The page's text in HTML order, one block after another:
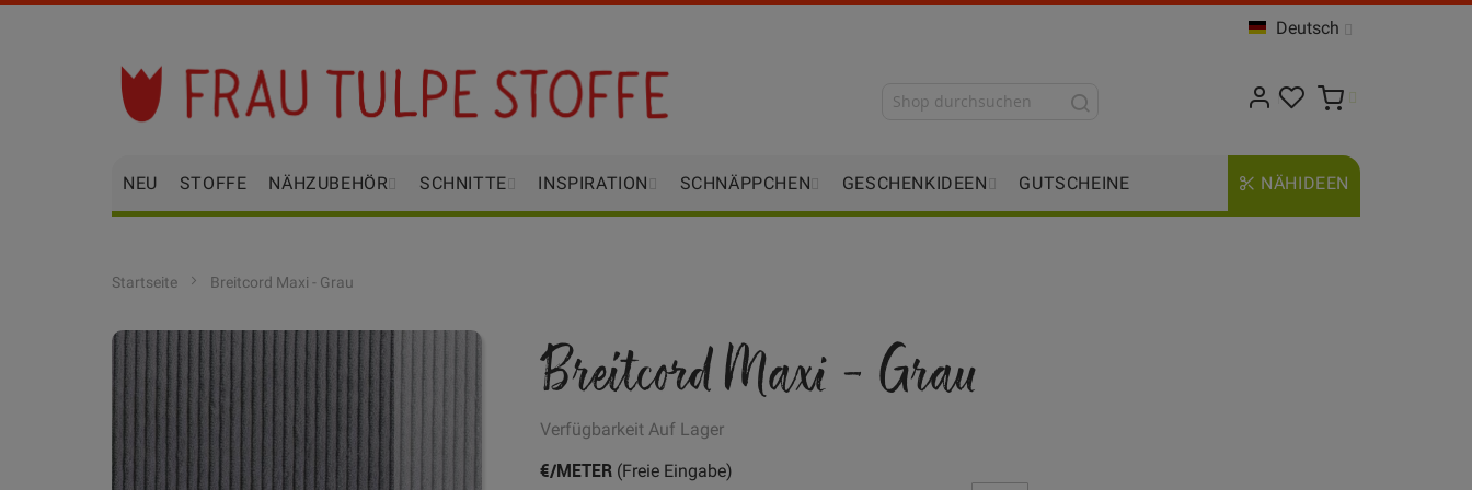
Inhalt
springen
Deutsch
NEU STOFFE NÄHZUBEHÖR SCHNITTE INSPIRATION SCHNÄPPCHEN GESCHENKIDEEN GUTSCHEINE NÄHIDEEN
Startseite Breitcord Maxi - Grau
Zum
Ende
der
Bildgalerie
springen
Breitcord Maxi - Grau
VerfügbarkeitAuf Lager
€/METER (Freie Eingabe)